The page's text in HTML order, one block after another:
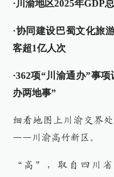
·川渝地区2025年GDP
·协同建设巴蜀文化旅
客超1亿人次
·362项“川渝通办”事
办两地事”
细看地图上川渝交界
——川渝高竹新区。
“高”，取自四川